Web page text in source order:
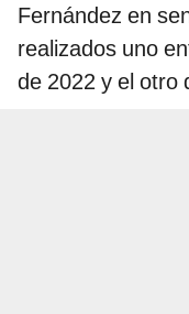
Fernández en
realizados uno
de 2022 y el otro